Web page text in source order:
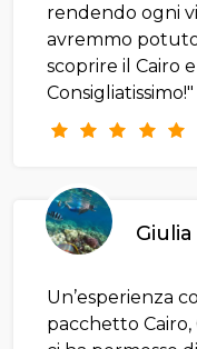
rendendo ogni
avremmo
scoprire il Cairo
Consigliatissimo!"
Un’esperienza
pacchetto Cairo,